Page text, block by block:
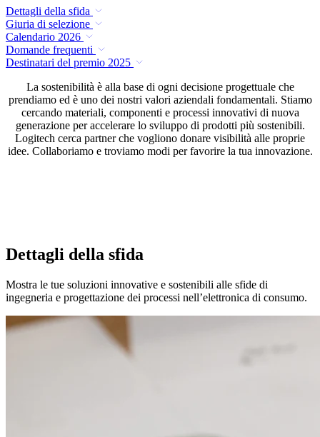
Dettagli della sfida
Giuria di selezione
Calendario 2026
Domande frequenti
Destinatari del premio 2025
La sostenibilità è alla base di ogni decisione progettuale che
prendiamo ed è uno dei nostri valori aziendali fondamentali. Stiamo
cercando materiali, componenti e processi innovativi di nuova
generazione per accelerare lo sviluppo di prodotti più sostenibili.
Logitech cerca partner che vogliono donare visibilità alle proprie
idee. Collaboriamo e troviamo modi per favorire la tua innovazione.
Dettagli della sfida
Mostra le tue soluzioni innovative e sostenibili alle sfide di
ingegneria e progettazione dei processi nell’elettronica di consumo.